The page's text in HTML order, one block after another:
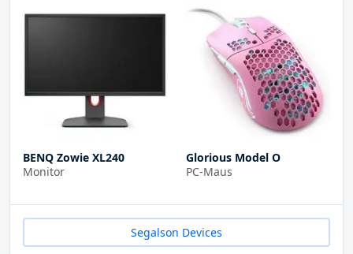
BENQ Zowie XL240
Monitor
Glorious Model O
PC-Maus
Segalson Devices